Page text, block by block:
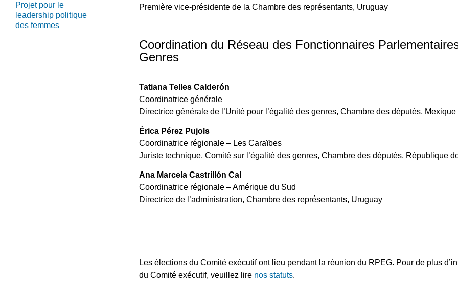
Projet pour le
leadership politique
des femmes
Première vice-présidente de la Chambre des représentants, Uruguay
Coordination du Réseau des Fonctionnaires
Genres
Tatiana Telles Calderón
Coordinatrice générale
Directrice générale de l’Unité pour l’égalité des genres, Chambre des députés, Mexique
Érica Pérez Pujols
Coordinatrice régionale – Les Caraïbes
Juriste technique, Comité sur l’égalité des genres, Chambre des députés, République
Ana Marcela Castrillón Cal
Coordinatrice régionale – Amérique du Sud
Directrice de l’administration, Chambre des représentants, Uruguay
Les élections du Comité exécutif ont lieu pendant la réunion du RPEG. Pour de plus
du Comité exécutif, veuillez lire nos statuts.